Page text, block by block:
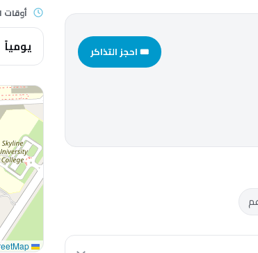
🎟 احجز التذاكر
أوقات
يومياً
Leaflet